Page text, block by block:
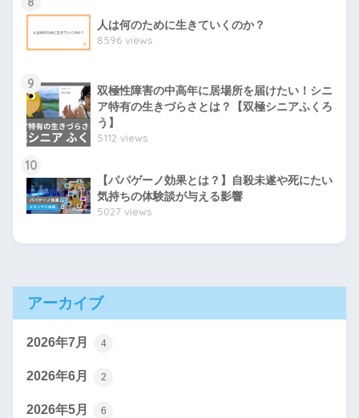
人は何のために生きていくのか？
8596 views
9
双極性障害の中高年に居場所を届けたい！シニ
ア特有の生きづらさとは？【双極シニアふくろ
う】
5112 views
10
【パパゲーノ効果とは？】自殺未遂や死にたい
気持ちの体験談が与える影響
5027 views
アーカイブ
2026年7月 4
2026年6月 2
2026年5月 6